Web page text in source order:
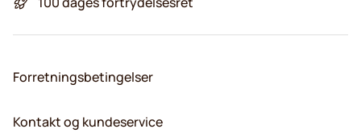
Forretningsbetingelser
Kontakt og kundeservice